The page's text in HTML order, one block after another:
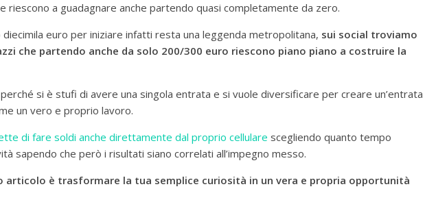
riescono a guadagnare anche partendo quasi completamente da zero.
euro per iniziare infatti resta una leggenda metropolitana, sui social troviamo
che partendo anche da solo 200/300 euro riescono piano piano a costruire la
si è stufi di avere una singola entrata e si vuole diversificare per creare un’entrata
un vero e proprio lavoro.
di fare soldi anche direttamente dal proprio cellulare scegliendo quanto tempo
sapendo che però i risultati siano correlati all’impegno messo.
articolo è trasformare la tua semplice curiosità in un vera e propria opportunità